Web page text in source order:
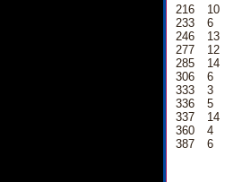
216
10
233
6
246
13
277
12
285
14
306
6
333
3
336
5
337
14
360
4
387
6